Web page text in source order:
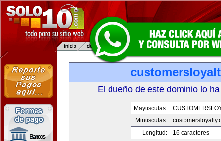
El dueño de este dominio lo
Mayusculas:
Minusculas:
Longitud:
16 caracteres